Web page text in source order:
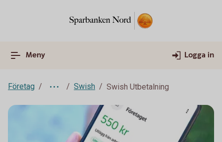
Meny Logga in
Företag Swish Swish Utbetalning